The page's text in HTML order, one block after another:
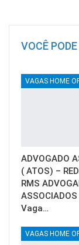
VOCÊ
VAGAS HOME
ADVOGADO
( ATOS) –
RMS
Vaga…
VAGAS HOME